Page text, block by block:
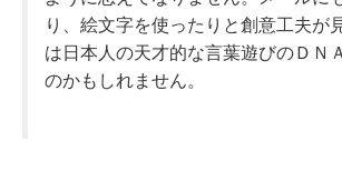
り、絵文字を使ったりと創意工夫が
は日本人の天才的な言葉遊びのＤＮ
のかもしれません。